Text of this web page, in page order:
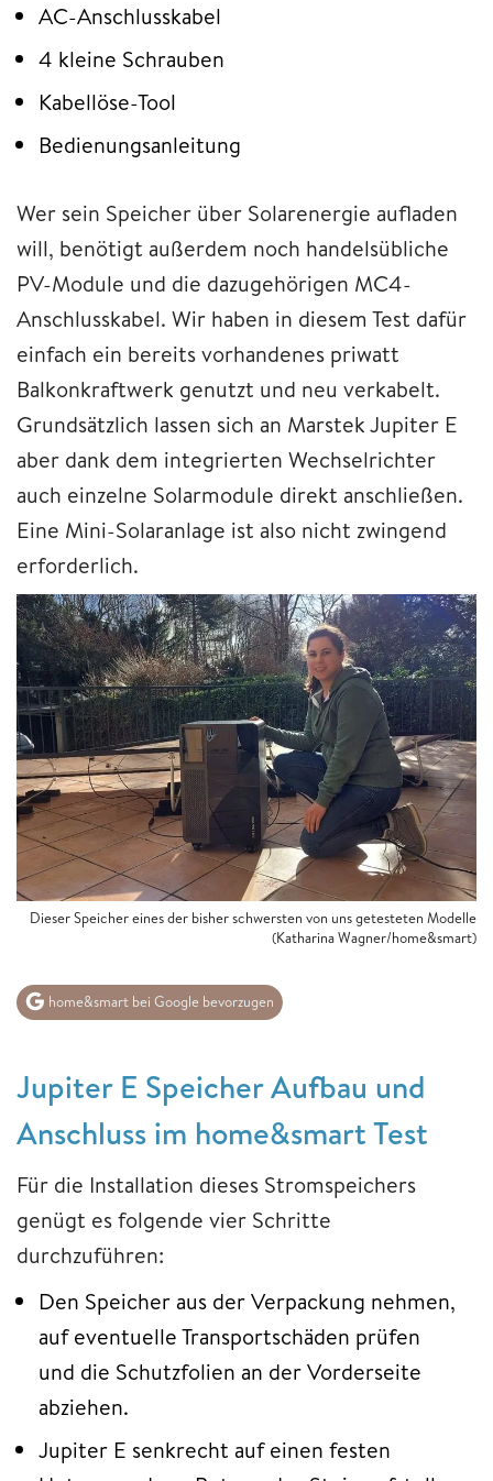
AC-Anschlusskabel
4 kleine Schrauben
Kabellöse-Tool
Bedienungsanleitung
Wer sein Speicher über Solarenergie aufladen
will, benötigt außerdem noch handelsübliche
PV-Module und die dazugehörigen MC4-
Anschlusskabel. Wir haben in diesem Test dafür
einfach ein bereits vorhandenes priwatt
Balkonkraftwerk genutzt und neu verkabelt.
Grundsätzlich lassen sich an Marstek Jupiter E
aber dank dem integrierten Wechselrichter
auch einzelne Solarmodule direkt anschließen.
Eine Mini-Solaranlage ist also nicht zwingend
erforderlich.
Dieser Speicher eines der bisher schwersten von uns getesteten Modelle
(Katharina Wagner/home&smart)
home&smart bei Google bevorzugen
Jupiter E Speicher Aufbau und
Anschluss im home&smart Test
Für die Installation dieses Stromspeichers
genügt es folgende vier Schritte
durchzuführen:
Den Speicher aus der Verpackung nehmen,
auf eventuelle Transportschäden prüfen
und die Schutzfolien an der Vorderseite
abziehen.
Jupiter E senkrecht auf einen festen